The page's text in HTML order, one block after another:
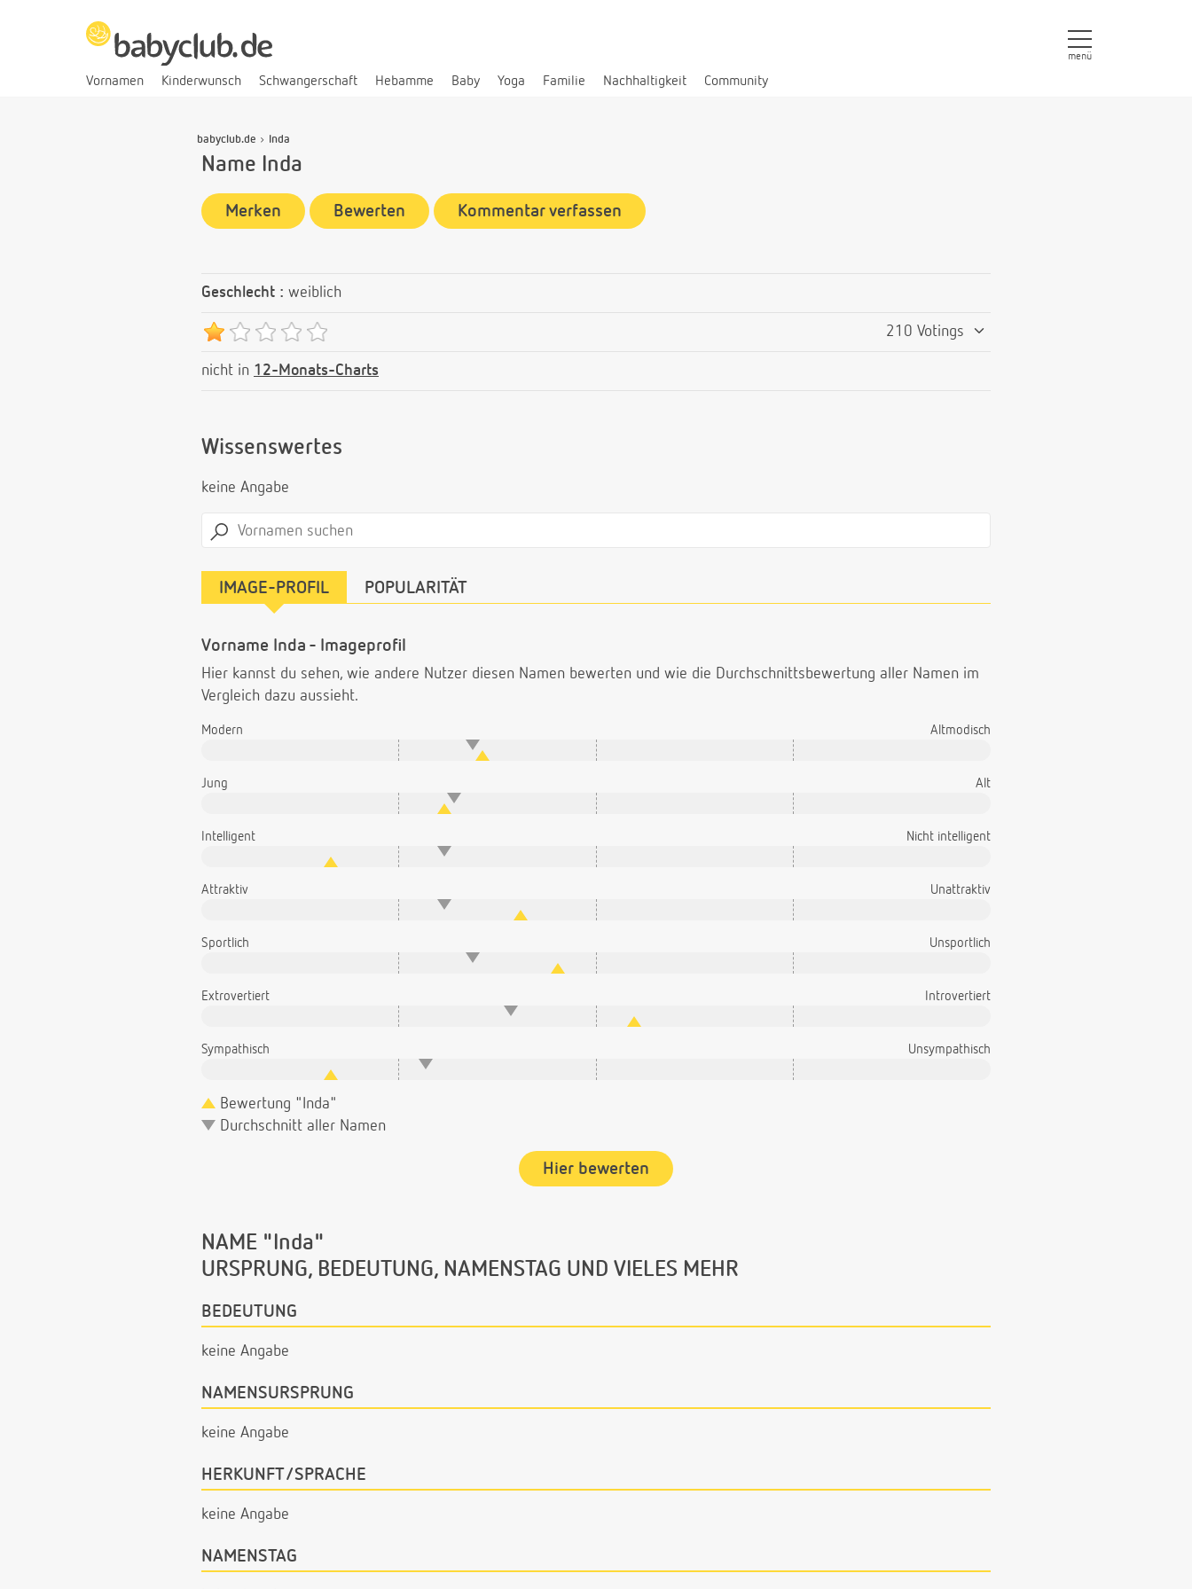
Vornamen Kinderwunsch Schwangerschaft Hebamme Baby Yoga Familie Nachhaltigkeit Community
menü
babyclub.de Inda
Name Inda
Merken Bewerten Kommentar verfassen
Geschlecht : weiblich
210 Votings
nicht in 12-Monats-Charts
Wissenswertes
keine Angabe
IMAGE-PROFIL POPULARITÄT
Vorname Inda - Imageprofil
Hier kannst du sehen, wie andere Nutzer diesen Namen bewerten und wie die Durchschnittsbewertung aller Namen im
Vergleich dazu aussieht.
Modern Altmodisch
Jung Alt
Intelligent Nicht intelligent
Attraktiv Unattraktiv
Sportlich Unsportlich
Extrovertiert Introvertiert
Sympathisch Unsympathisch
Bewertung "Inda"
Durchschnitt aller Namen
Hier bewerten
NAME "Inda"
URSPRUNG, BEDEUTUNG, NAMENSTAG UND VIELES MEHR
BEDEUTUNG
keine Angabe
NAMENSURSPRUNG
keine Angabe
HERKUNFT/SPRACHE
keine Angabe
NAMENSTAG